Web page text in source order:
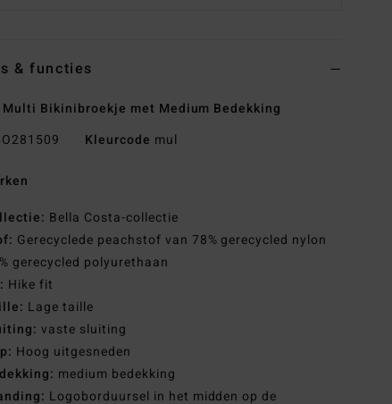
& functies
Multi Bikinibroekje met Medium Bedekking
Kleurcode mul
Bella Costa-collectie
Gerecyclede peachstof van 78% gerecycled nylon
gerecycled polyurethaan
Hike fit
Lage taille
vaste sluiting
Hoog uitgesneden
medium bedekking
Logoborduursel in het midden op de